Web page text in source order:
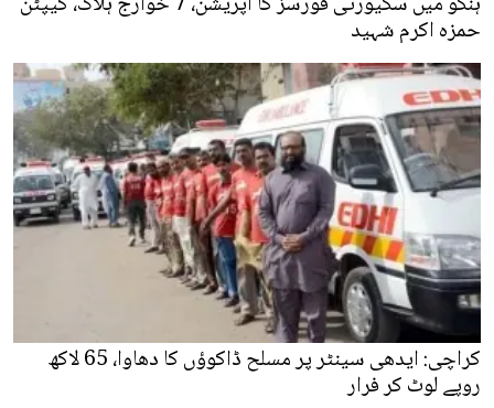
حمزہ اکرم شہید
کراچی: ایدھی سینٹر پر مسلح ڈاکوؤں کا دھاوا، 65 لاکھ
روپے لوٹ کر فرار